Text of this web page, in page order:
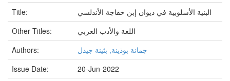
Title:
البنية الأسلوبية في ديوان إبن خفاجة الأندلسي
Other Titles:
اللغة والأدب العربي
Authors:
جمانة بوذينة, بثينة جيدل
Issue Date:
20-Jun-2022